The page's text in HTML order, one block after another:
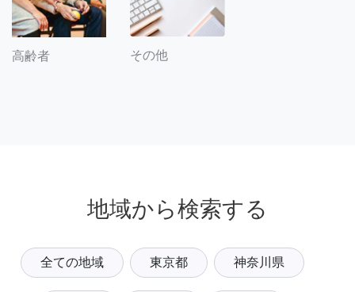
高齢者 その他
地域から検索する
全ての地域 東京都 神奈川県